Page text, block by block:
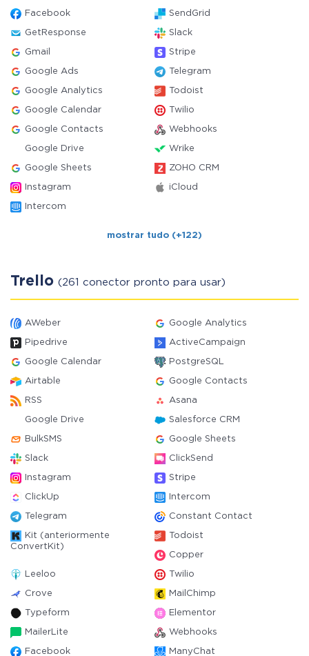
Facebook SendGrid
GetResponse Slack
Gmail Stripe
Google Ads Telegram
Google Analytics Todoist
Google Calendar Twilio
Google Contacts Webhooks
Google Drive Wrike
Google Sheets ZOHO CRM
Instagram iCloud
Intercom
mostrar tudo (+122)
Trello (261 conector pronto para usar)
AWeber Google Analytics
Pipedrive ActiveCampaign
Google Calendar PostgreSQL
Airtable Google Contacts
RSS Asana
Google Drive Salesforce CRM
BulkSMS Google Sheets
Slack ClickSend
Instagram Stripe
ClickUp Intercom
Telegram Constant Contact
Kit (anteriormente
ConvertKit)
Todoist
Copper
Leeloo Twilio
Crove MailChimp
Typeform Elementor
MailerLite Webhooks
Facebook ManyChat